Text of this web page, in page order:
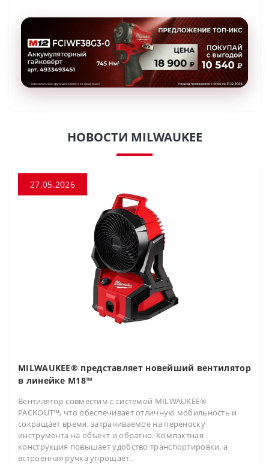
НОВОСТИ MILWAUKEE
27.05.2026
MILWAUKEE® представляет новейший вентилятор
в линейке M18™
Вентилятор совместим с системой MILWAUKEE®
PACKOUT™, что обеспечивает отличную мобильность и
сокращает время, затрачиваемое на переноску
инструмента на объект и обратно. Компактная
конструкция повышает удобство транспортировки, а
встроенная ручка упрощает..